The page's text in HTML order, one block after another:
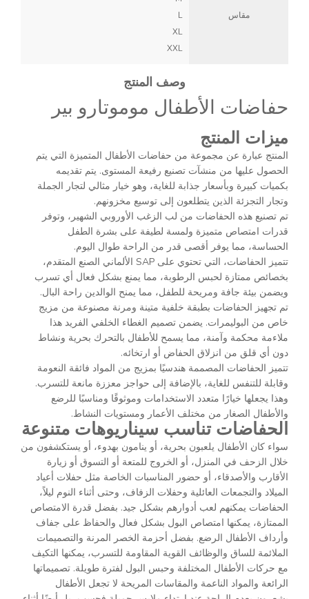
مقاس
L
XL
XXL
وصف المنتج
حفاضات الأطفال موموتارو بير
ميزات المنتج
المنتج عبارة عن مجموعة من حفاضات الأطفال المتميزة التي يتم
الحصول عليها من منشآت تصنيع رفيعة المستوى. يتم تقديمه
بكميات كبيرة وبأسعار جذابة للغاية، وهو خيار مثالي لتجار الجملة
وتجار التجزئة الذين يتطلعون إلى توسيع مخزونهم.
تم تصنيع هذه الحفاضات من لب الزغب الأوروبي الشهير، وتوفر
قدرات امتصاص متميزة ولمسة لطيفة على بشرة الطفل
الحساسة، مما يوفر أقصى قدر من الراحة طوال اليوم.
تتميز الحفاضات، التي تحتوي على SAP الألماني الصنع المتقدم،
بخصائص ممتازة لحبس الرطوبة، مما يمنع بشكل فعال أي تسرب
ويضمن بيئة جافة ومريحة للطفل، مما يمنح الوالدين راحة البال.
تم تجهيز الحفاضات بطبقة خلفية متينة ومرنة مصنوعة من مزيج
خاص من البوليمرات. يضمن تصميم الغطاء الخلفي الفريد هذا
ملاءمة محكمة وآمنة، مما يسمح للأطفال بالتحرك بحرية ونشاط
دون أي قلق من انزلاق الحفاض أو ارتخائه.
تتميز الحفاضات المصممة هندسيًا بمزيج من المواد فائقة النعومة
وقابلة للتنفس للغاية، بالإضافة إلى حواجز معززة مانعة للتسرب.
وهذا يجعلها خيارًا متعدد الاستخدامات وموثوقًا ومناسبًا للرضع
والأطفال الصغار من مختلف الأعمار ومستويات النشاط.
الحفاضات تناسب سيناريوهات متنوعة
سواء كان الأطفال يلعبون بحرية، أو ينامون بهدوء، أو يستكشفون من
خلال الزحف في المنزل، أو الخروج للمتعة أو التسوق أو زيارة
الأقارب والأصدقاء، أو حضور المناسبات الخاصة مثل حفلات أعياد
الميلاد والتجمعات العائلية وحفلات الزفاف، وحتى أثناء النوم ليلاً،
الحفاضات يمكنهم لعب أدوارهم بشكل جيد. بفضل قدرة الامتصاص
الممتازة، يمكنها امتصاص البول بشكل فعال والحفاظ على جفاف
وأرداف الأطفال الرضع. بفضل أحزمة الخصر المرنة والتصميمات
الملائمة للساق والوظائف القوية المقاومة للتسرب، يمكنها التكيف
مع حركات الأطفال المختلفة وحبس البول لفترة طويلة. تصميماتها
الرائعة والمواد الناعمة والمقاسات المريحة لا تجعل الأطفال